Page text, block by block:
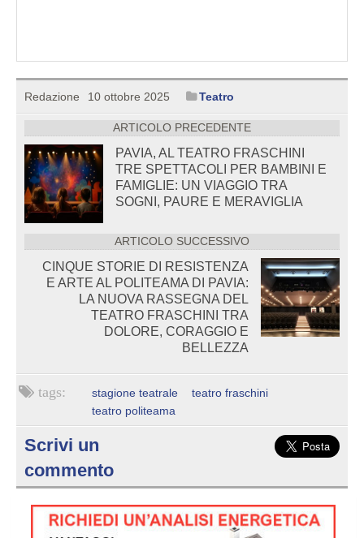
Redazione 10 ottobre 2025 Teatro
ARTICOLO PRECEDENTE
PAVIA, AL TEATRO FRASCHINI
TRE SPETTACOLI PER BAMBINI E
FAMIGLIE: UN VIAGGIO TRA
SOGNI, PAURE E MERAVIGLIA
ARTICOLO SUCCESSIVO
CINQUE STORIE DI RESISTENZA
E ARTE AL POLITEAMA DI PAVIA:
LA NUOVA RASSEGNA DEL
TEATRO FRASCHINI TRA
DOLORE, CORAGGIO E
BELLEZZA
stagione teatrale
teatro fraschini
teatro politeama
Scrivi un
commento